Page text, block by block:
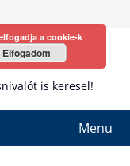
is keresel!
Menu
a cookie-k
Elfogadom